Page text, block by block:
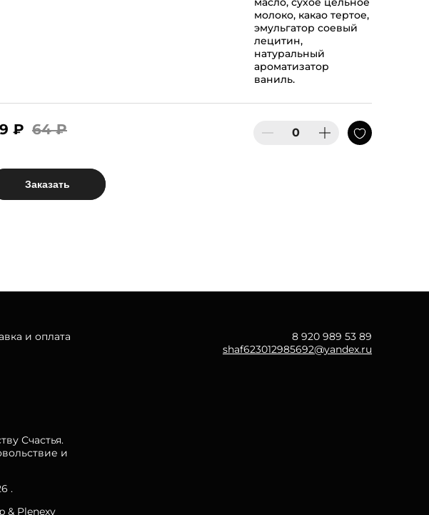
молоко, какао тертое,
эмульгатор соевый
лецитин,
натуральный
ароматизатор
ваниль.
₽ 64 ₽
Заказать
и оплата
8 920 989 53 89
shaf623012985692@yandex.ru
Счастья.
и
.
& Plenexy